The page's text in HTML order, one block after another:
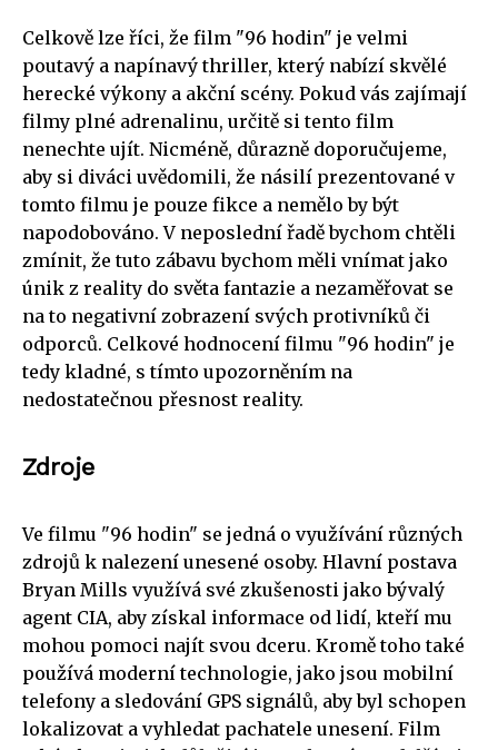
Celkově lze říci, že film "96 hodin" je velmi
poutavý a napínavý thriller, který nabízí skvělé
herecké výkony a akční scény. Pokud vás zajímají
filmy plné adrenalinu, určitě si tento film
nenechte ujít. Nicméně, důrazně doporučujeme,
aby si diváci uvědomili, že násilí prezentované v
tomto filmu je pouze fikce a nemělo by být
napodobováno. V neposlední řadě bychom chtěli
zmínit, že tuto zábavu bychom měli vnímat jako
únik z reality do světa fantazie a nezaměřovat se
na to negativní zobrazení svých protivníků či
odporců. Celkové hodnocení filmu "96 hodin" je
tedy kladné, s tímto upozorněním na
nedostatečnou přesnost reality.
Zdroje
Ve filmu "96 hodin" se jedná o využívání různých
zdrojů k nalezení unesené osoby. Hlavní postava
Bryan Mills využívá své zkušenosti jako bývalý
agent CIA, aby získal informace od lidí, kteří mu
mohou pomoci najít svou dceru. Kromě toho také
používá moderní technologie, jako jsou mobilní
telefony a sledování GPS signálů, aby byl schopen
lokalizovat a vyhledat pachatele unesení. Film